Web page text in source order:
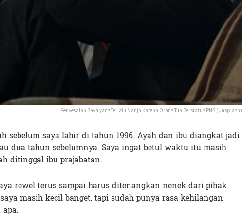
Penyesalan Saya yang Terlalu Manja karena Orang Tua Berstatus PNS (Unsplash)
sebelum saya lahir di tahun 1996. Ayah dan ibu diangkat jadi
dua tahun sebelumnya. Saya ingat betul waktu itu masih
ditinggal ibu prajabatan.
rewel terus sampai harus ditenangkan nenek dari pihak
masih kecil banget, tapi sudah punya rasa kehilangan